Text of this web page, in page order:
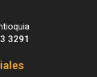
3291